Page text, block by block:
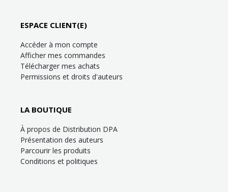
ESPACE CLIENT(E)
Accéder à mon compte
Afficher mes commandes
Télécharger mes achats
Permissions et droits d'auteurs
LA BOUTIQUE
À propos de Distribution DPA
Présentation des auteurs
Parcourir les produits
Conditions et politiques